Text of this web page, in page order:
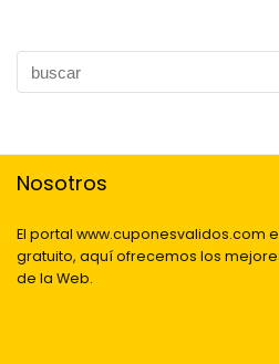
Nosotros
El portal www.cuponesvalidos.com
gratuito, aquí ofrecemos los
de la Web.